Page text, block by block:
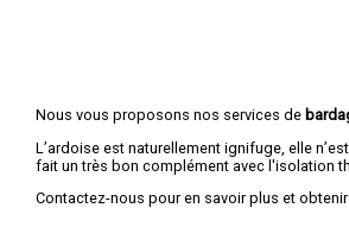
Nous vous proposons nos services de
L’ardoise est naturellement ignifuge, elle
fait un très bon complément avec l'isolation
Contactez-nous pour en savoir plus et